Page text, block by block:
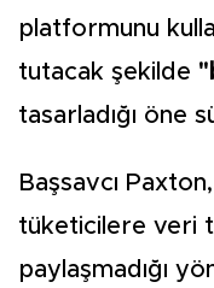
platformunu
tutacak şekilde
tasarladığı öne
Başsavcı
tüketicilere veri
paylaşmadığı